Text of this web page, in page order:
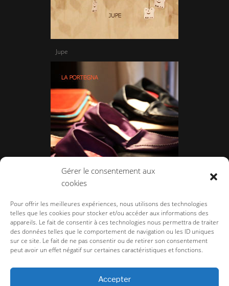
Gérer le consentement aux
cookies
Pour offrir les meilleures expériences, nous utilisons des technologies
telles que les cookies pour stocker et/ou accéder aux informations des
appareils. Le fait de consentir à ces technologies nous permettra de traiter
des données telles que le comportement de navigation ou les ID uniques
sur ce site. Le fait de ne pas consentir ou de retirer son consentement
peut avoir un effet négatif sur certaines caractéristiques et fonctions.
Accepter
Jupe
La Portegna